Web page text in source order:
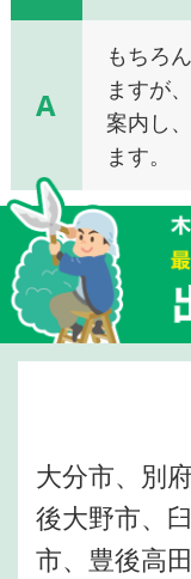
A
もちろ
ますが
案内し
ます。
大分市、別
後大野市、
市、豊後高